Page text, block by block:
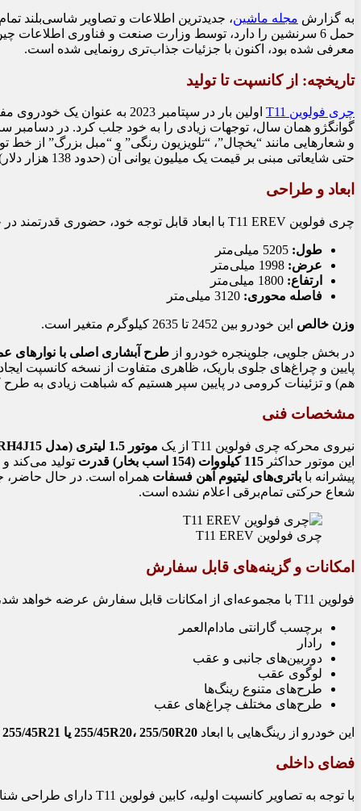
به گزارش مجله ماشین
معرفی شده بود، اکنون با جزئیات جذاب‌تری رونمایی شده است.
تاریخچه: از کانسپت تا تولید
چری فولوین T11
اولین بار در سپتامبر 2023
گوانگژو همان سال، توجهات زیادی را به خود جلب کرد. در دسامبر
و شعارهایی مانند “یخچال”، “تلویزیون رنگی” و “مبل بزرگ” از
حتی شایعاتی مبنی بر قیمت یک میلیون یوانی آن (حدود 138 هزار دلار) نیز مطرح شده بود.
ابعاد و طراحی
چری فولوین T11 EREV با ابعاد قابل توجه خود، حضوری قدرتمند در جاده خواهد داشت:
طول:
عرض:
ارتفاع:
فاصله محوری:
وزن خالص این خودرو بین 2452 تا 2635 کیلوگرم متغیر است.
در بخش جلویی، جلوپنجره خودرو از طرح آبشاری اصلی با نوارهای
پایین و چراغ‌های جلوی باریک، ظاهری متفاوت از نسخه کانسپت
هم) و تزئینات کرومی در پایین سپر هستیم که شباهت زیادی به طرح
مشخصات فنی
نیروی محرکه چری فولوین T11 از یک
موتور 1.5 لیتری (مدل SQRH4J15) به عنوان افزایش‌دهنده برد (Range Extender)
این موتور حداکثر 115 کیلووات (154 اسب بخار) قدرت
تولید می‌کند
پیشرانه با باتری‌های لیتیوم آهن فسفات همراه است. در حال حاضر،
شعاع حرکتی تمام‌برقی اعلام نشده است.
چری فولوین T11 EREV
امکانات و گزینه‌های قابل سفارش
فولوین T11 با مجموعه‌ای از امکانات قابل سفارش عرضه خواهد شد، از جمله:
برچسب گارانتی مادام‌العمر
رادار
دوربین‌های جانبی و عقب
لوگوی عقب
طرح‌های متنوع رینگ‌ها
طرح‌های مختلف چراغ‌های عقب
این خودرو از رینگ‌هایی با ابعاد 255/45R20، 255/50R20 یا 255/45R21
فضای داخلی
با توجه به تصاویر کانسپت اولیه، کابین فولوین T11 دارای طراحی شناور و پیشرفته‌ای است. این طراحی شامل: